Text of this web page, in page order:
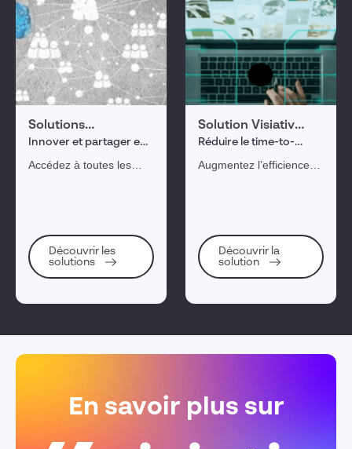
Solutions
3DEXPERIENCE
Innover et partager en
temps réel
Accédez à toutes les
de tous les acteurs
conception, simulation,
fabrication,
Découvrir les
solutions
Solution Visiativ
PLM
Réduire le time-to-
market de vos produits
Augmentez l’efficience
développement produit.
Découvrir la
solution
En savoir plus sur